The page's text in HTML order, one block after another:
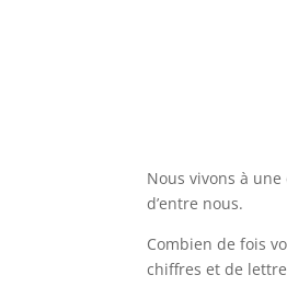
Nous vivons à
d’entre nous.
Combien de fois
chiffres et de